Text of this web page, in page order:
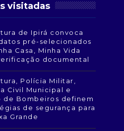
visitadas
de Ipirá convoca
pré-selecionados
Casa, Minha Vida
documental
Polícia Militar,
Civil Municipal e
de Bombeiros definem
de segurança para
Grande